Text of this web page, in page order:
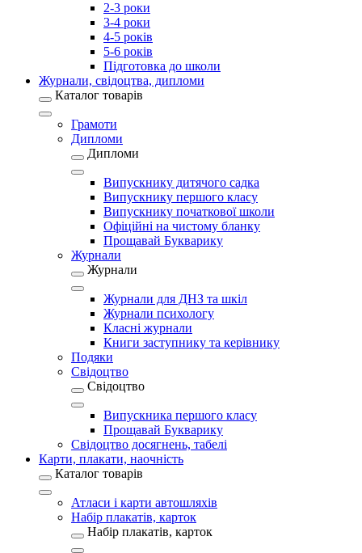
2-3 роки
3-4 роки
4-5 років
5-6 років
Підготовка до школи
Журнали, свідоцтва, дипломи
Каталог товарів
Грамоти
Дипломи
Дипломи
Випускнику дитячого садка
Випускнику першого класу
Випускнику початкової школи
Офіційні на чистому бланку
Прощавай Букварику
Журнали
Журнали
Журнали для ДНЗ та шкіл
Журнали психологу
Класні журнали
Книги заступнику та керівнику
Подяки
Свідоцтво
Свідоцтво
Випускника першого класу
Прощавай Букварику
Свідоцтво досягнень, табелі
Карти, плакати, наочність
Каталог товарів
Атласи і карти автошляхів
Набір плакатів, карток
Набір плакатів, карток